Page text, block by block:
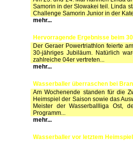
Samorin in der Slowakei teil. Linda
Challenge Samorin Junior in der
mehr...
Hervorragende Ergebnisse beim
Der Geraer Powertriathlon feierte
30-jähriges Jubiläum. Natürlich
zahlreiche 04er vertreten...
mehr...
Wasserballer überraschen bei
Am Wochenende standen für die
Heimspiel der Saison sowie das
Meister der Wasserballliga Ost,
Programm...
mehr...
Wasserballer vor letztem